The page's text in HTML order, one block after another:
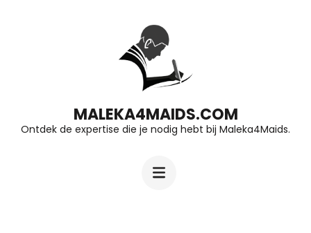
Enter)
MALEKA4MAIDS.COM
Ontdek de expertise die je nodig hebt bij Maleka4Maids.